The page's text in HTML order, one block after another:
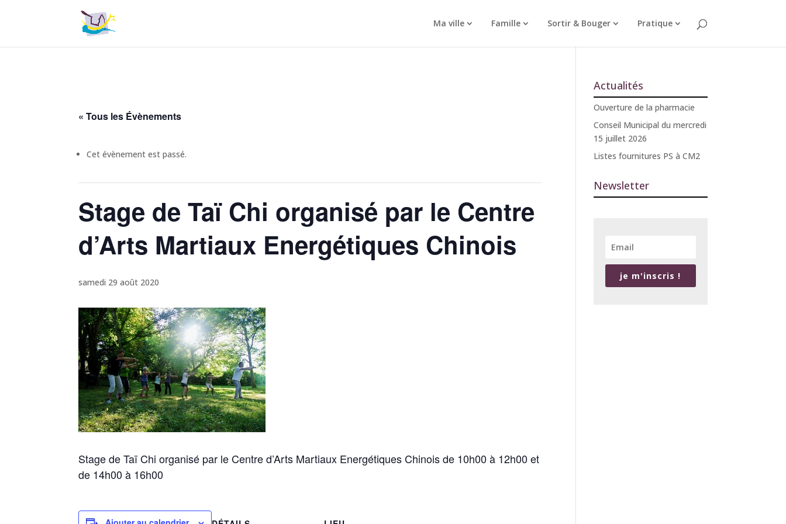
Ma ville Famille Sortir & Bouger Pratique
« Tous les Évènements
Cet évènement est passé.
Stage de Taï Chi organisé par le Centre
d’Arts Martiaux Energétiques Chinois
samedi 29 août 2020
Stage de Taï Chi organisé par le Centre d’Arts Martiaux Energétiques Chinois de 10h00 à 12h00 et
de 14h00 à 16h00
Actualités
Ouverture de la pharmacie
Conseil Municipal du mercredi
15 juillet 2026
Listes fournitures PS à CM2
Newsletter
je m'inscris !